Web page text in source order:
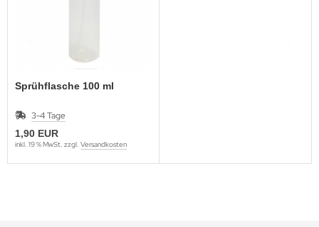
Sprühflasche 100 ml
3-4 Tage
1,90 EUR
inkl. 19 % MwSt. zzgl. Versandkosten